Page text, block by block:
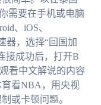
需要在手机或电脑
、iOS、
器，选择“回国加
接成功后，打开B
看中文解说的内容
看NBA，用央视
或卡顿问题。